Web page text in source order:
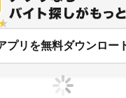
プリを無料ダウンロー